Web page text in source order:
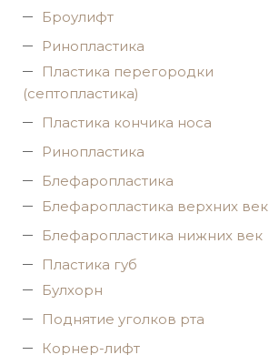
Броулифт
Ринопластика
Пластика перегородки
(септопластика)
Пластика кончика носа
Ринопластика
Блефаропластика
Блефаропластика верхних век
Блефаропластика нижних век
Пластика губ
Булхорн
Поднятие уголков рта
Корнер-лифт